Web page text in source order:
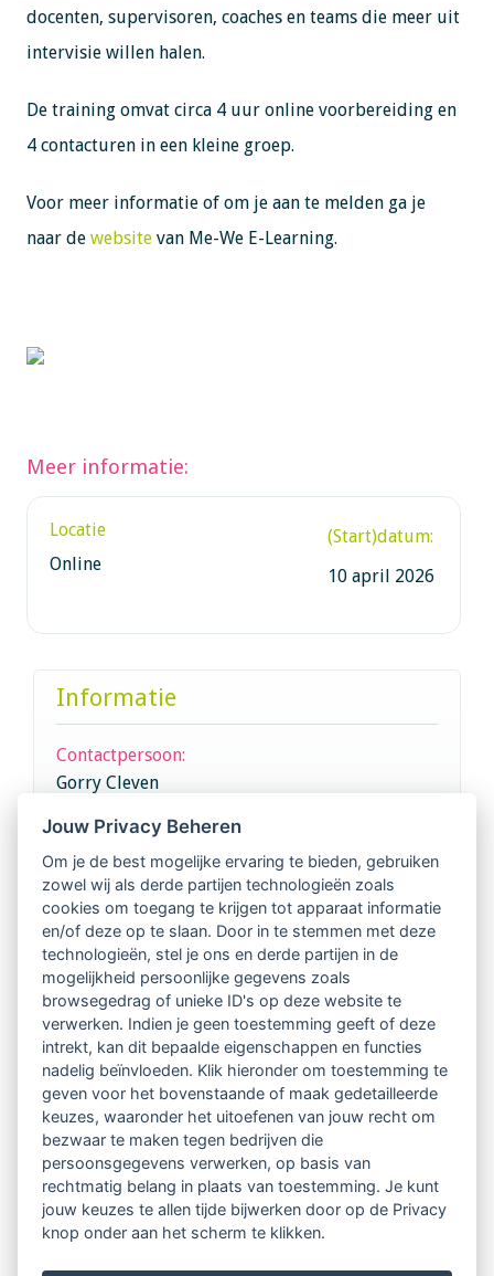
docenten, supervisoren, coaches en teams die meer uit
intervisie willen halen.
De training omvat circa 4 uur online voorbereiding en
4 contacturen in een kleine groep.
Voor meer informatie of om je aan te melden ga je
naar de websitevan Me-We E-Learning.
Meer informatie:
Locatie
Online
(Start)datum:
10 april 2026
Informatie
Contactpersoon:
Gorry Cleven
info@gorrycleven.com
PE punten:
1
Kosten:
Kosten € 165,-
Dit is inclusief 21% BTW. Heb je het
intervisiespel al? stuur Gorry dan een mail voor
de aangepaste prijs. LVSC leden ontvangen 10%
korting
Jouw Privacy Beheren
Om je de best mogelijke ervaring te bieden, gebruiken
zowel wij als derde partijen technologieën zoals
cookies om toegang te krijgen tot apparaat informatie
en/of deze op te slaan. Door in te stemmen met deze
technologieën, stel je ons en derde partijen in de
mogelijkheid persoonlijke gegevens zoals
browsegedrag of unieke ID's op deze website te
verwerken. Indien je geen toestemming geeft of deze
intrekt, kan dit bepaalde eigenschappen en functies
nadelig beïnvloeden. Klik hieronder om toestemming te
geven voor het bovenstaande of maak gedetailleerde
keuzes, waaronder het uitoefenen van jouw recht om
bezwaar te maken tegen bedrijven die
persoonsgegevens verwerken, op basis van
rechtmatig belang in plaats van toestemming. Je kunt
jouw keuzes te allen tijde bijwerken door op de Privacy
knop onder aan het scherm te klikken.